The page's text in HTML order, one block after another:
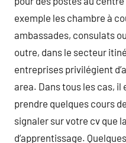
exemple les chambre à
ambassades, consulats
outre, dans le secteur
entreprises privilégient
area. Dans tous les cas,
prendre quelques cours
signaler sur votre cv que
d’apprentissage.